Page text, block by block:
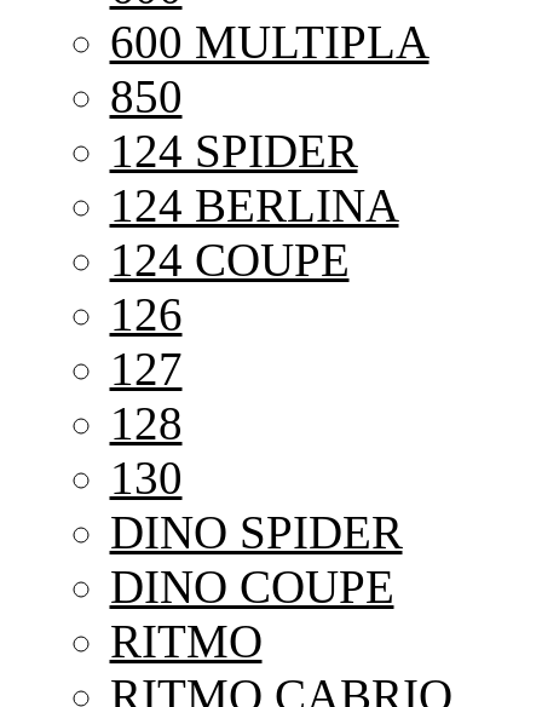
600 MULTIPLA
850
124 SPIDER
124 BERLINA
124 COUPE
126
127
128
130
DINO SPIDER
DINO COUPE
RITMO
RITMO CABRIO